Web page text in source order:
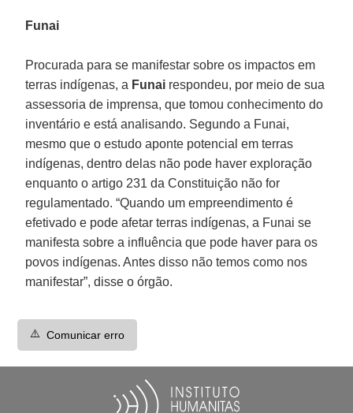
Funai
Procurada para se manifestar sobre os impactos em
terras indígenas, a Funai respondeu, por meio de sua
assessoria de imprensa, que tomou conhecimento do
inventário e está analisando. Segundo a Funai,
mesmo que o estudo aponte potencial em terras
indígenas, dentro delas não pode haver exploração
enquanto o artigo 231 da Constituição não for
regulamentado. “Quando um empreendimento é
efetivado e pode afetar terras indígenas, a Funai se
manifesta sobre a influência que pode haver para os
povos indígenas. Antes disso não temos como nos
manifestar”, disse o órgão.
⚠️ Comunicar erro